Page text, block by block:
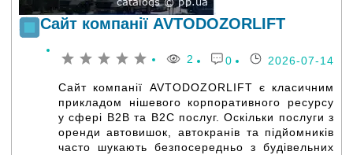
Сайт компанії AVTODOZORLIFT
2 0 2026-07-14
Сайт компанії AVTODOZORLIFT є класичним
прикладом нішевого корпоративного ресурсу
у сфері B2B та B2C послуг. Оскільки послуги з
оренди автовишок, автокранів та підйомників
часто шукають безпосередньо з будівельних